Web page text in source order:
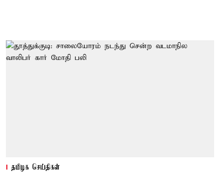
தமிழக செய்திகள்